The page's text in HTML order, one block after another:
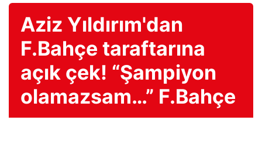
Aziz Yıldırım'dan
F.Bahçe taraftarına
açık çek! “Şampiyon
olamazsam…” F.Bahçe